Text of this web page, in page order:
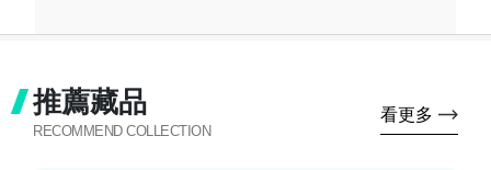
推薦藏品
RECOMMEND COLLECTION
看更多